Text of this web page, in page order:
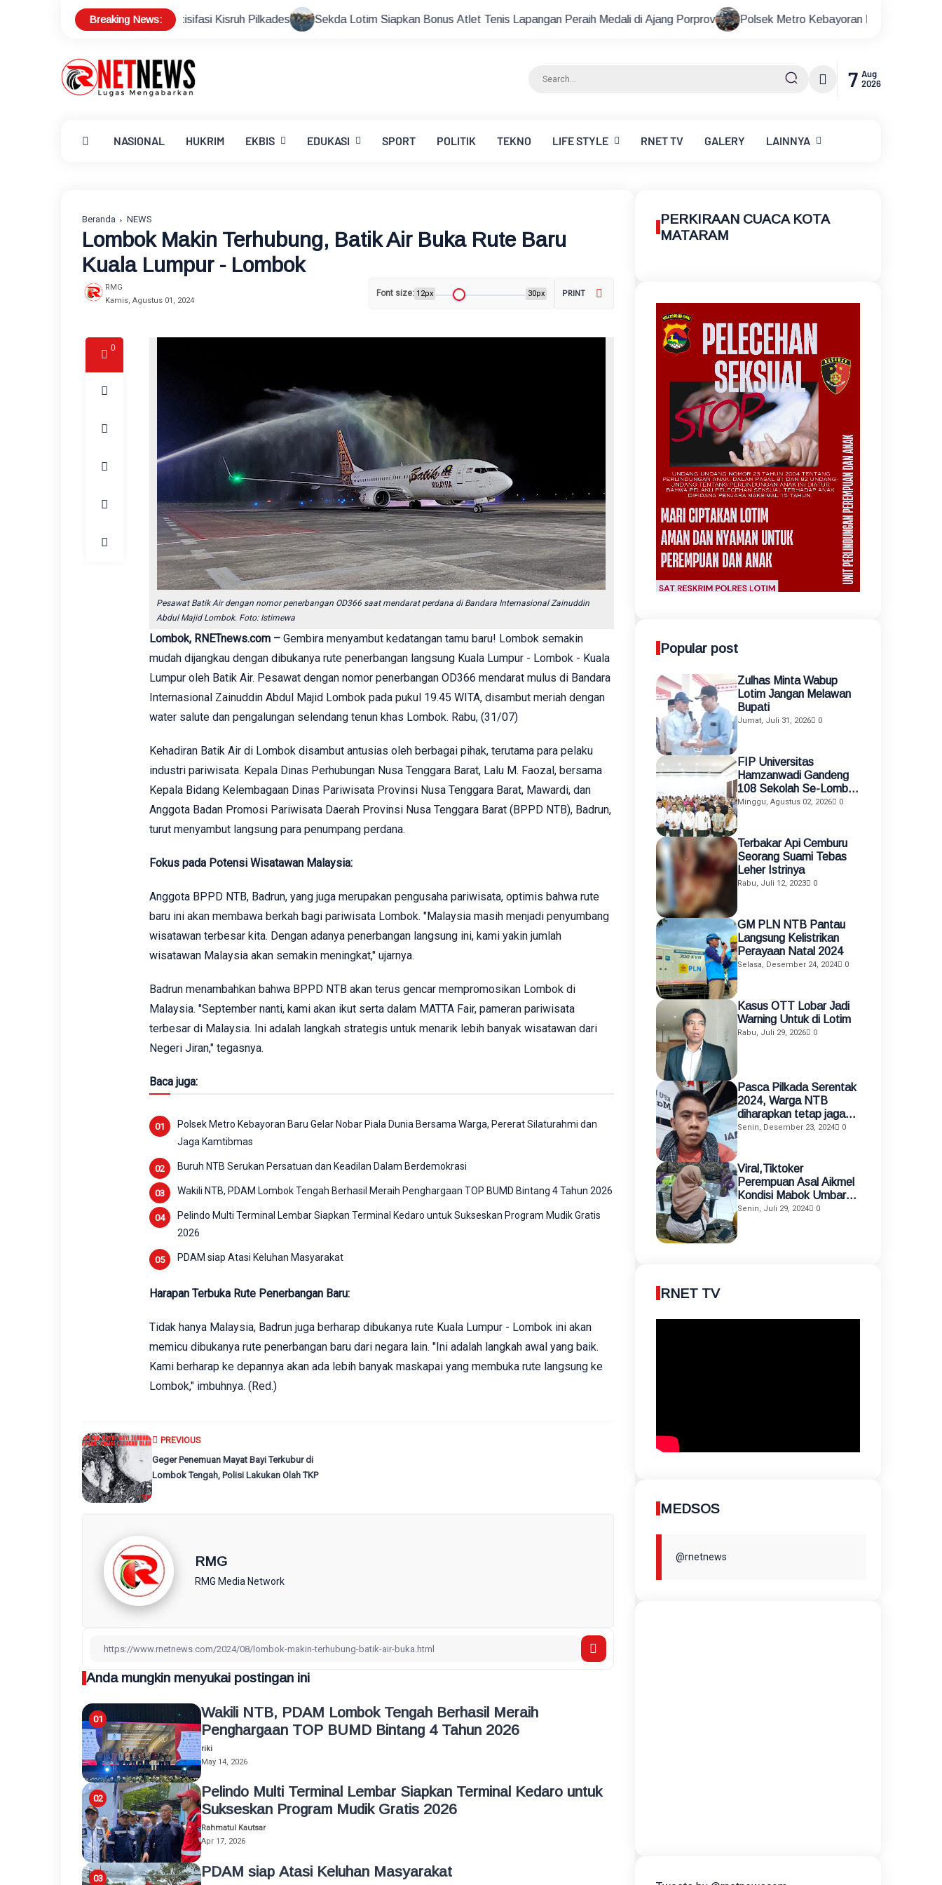
Breaking News:
Serentak,Antisifasi Kisruh Pilkades Sekda Lotim Siapkan Bonus Atlet Tenis Lapangan Peraih Medali di Ajang Porprov Polsek Metro Kebayoran Baru Gelar Nobar Piala Dunia
7 Aug
2026
NASIONAL HUKRIM EKBIS EDUKASI SPORT POLITIK TEKNO LIFE STYLE RNETTV GALERY LAINNYA
Beranda NEWS
Lombok Makin Terhubung, Batik Air Buka Rute Baru
Kuala Lumpur - Lombok
RMG
Kamis, Agustus 01, 2024
Font size: 12px 30px PRINT
0
Pesawat Batik Airdengan nomor penerbangan OD366 saat mendarat perdana di Bandara Internasional Zainuddin
Abdul Majid Lombok. Foto: Istimewa
Lombok, RNETnews.com –Gembira menyambut kedatangan tamu baru! Lombok semakin
mudah dijangkau dengan dibukanya rute penerbangan langsung Kuala Lumpur - Lombok - Kuala
Lumpur oleh Batik Air. Pesawat dengan nomor penerbangan OD366 mendarat mulus di Bandara
Internasional Zainuddin Abdul Majid Lombok pada pukul 19.45 WITA, disambut meriah dengan
water salute dan pengalungan selendang tenun khas Lombok. Rabu, (31/07)
Kehadiran Batik Air di Lombok disambut antusias oleh berbagai pihak, terutama para pelaku
industri pariwisata. Kepala Dinas Perhubungan Nusa Tenggara Barat, Lalu M. Faozal, bersama
Kepala Bidang Kelembagaan Dinas Pariwisata Provinsi Nusa Tenggara Barat, Mawardi, dan
Anggota Badan Promosi Pariwisata Daerah Provinsi Nusa Tenggara Barat (BPPD NTB), Badrun,
turut menyambut langsung para penumpang perdana.
Fokus pada Potensi Wisatawan Malaysia:
Anggota BPPD NTB, Badrun, yang juga merupakan pengusaha pariwisata, optimis bahwa rute
baru ini akan membawa berkah bagi pariwisata Lombok. "Malaysia masih menjadi penyumbang
wisatawan terbesar kita. Dengan adanya penerbangan langsung ini, kami yakin jumlah
wisatawan Malaysia akan semakin meningkat," ujarnya.
Badrun menambahkan bahwa BPPD NTB akan terus gencar mempromosikan Lombok di
Malaysia. "September nanti, kami akan ikut serta dalam MATTA Fair, pameran pariwisata
terbesar di Malaysia. Ini adalah langkah strategis untuk menarik lebih banyak wisatawan dari
Negeri Jiran," tegasnya.
Baca juga:
Polsek Metro Kebayoran Baru Gelar Nobar Piala Dunia Bersama Warga, Pererat Silaturahmi dan
Jaga Kamtibmas
Buruh NTB Serukan Persatuan dan Keadilan Dalam Berdemokrasi
Wakili NTB, PDAM Lombok Tengah Berhasil Meraih Penghargaan TOP BUMD Bintang 4 Tahun 2026
Pelindo Multi Terminal Lembar Siapkan Terminal Kedaro untuk Sukseskan Program Mudik Gratis
2026
PDAM siap Atasi Keluhan Masyarakat
Harapan Terbuka Rute Penerbangan Baru:
Tidak hanya Malaysia, Badrun juga berharap dibukanya rute Kuala Lumpur - Lombok ini akan
memicu dibukanya rute penerbangan baru dari negara lain. "Ini adalah langkah awal yang baik.
Kami berharap ke depannya akan ada lebih banyak maskapai yang membuka rute langsung ke
Lombok," imbuhnya. (Red.)
PREVIOUS
Geger Penemuan Mayat Bayi Terkubur di
Lombok Tengah, Polisi Lakukan Olah TKP
RMG
RMG Media Network
Anda mungkin menyukai postingan ini
Wakili NTB, PDAM Lombok Tengah Berhasil Meraih
Penghargaan TOP BUMD Bintang 4 Tahun 2026
riki
May 14, 2026
Pelindo Multi Terminal Lembar Siapkan Terminal Kedaro untuk
Sukseskan Program Mudik Gratis 2026
Rahmatul Kautsar
Apr 17, 2026
PDAM siap Atasi Keluhan Masyarakat
PERKIRAAN CUACA KOTA
MATARAM
Popular post
Zulhas Minta Wabup
Lotim Jangan Melawan
Bupati
Jumat, Juli 31, 2026 0
FIP Universitas
Hamzanwadi Gandeng
108 Sekolah Se-Lombok
Timur, Perkuat
Mengajar dan KKN
Terintegrasi
Minggu, Agustus 02, 2026 0
Terbakar Api Cemburu
Seorang Suami Tebas
Leher Istrinya
Rabu, Juli 12, 2023 0
GM PLN NTB Pantau
Langsung Kelistrikan
Perayaan Natal 2024
Selasa, Desember 24, 2024 0
Kasus OTT Lobar Jadi
Warning Untuk di Lotim
Rabu, Juli 29, 2026 0
Pasca Pilkada Serentak
2024, Warga NTB
diharapkan tetap jaga
kamtibmas
Senin, Desember 23, 2024 0
Viral,Tiktoker
Perempuan Asal Aikmel
Kondisi Mabok Umbar
Aurat di Medsos
Senin, Juli 29, 2024 0
RNET TV
MEDSOS
@rnetnews